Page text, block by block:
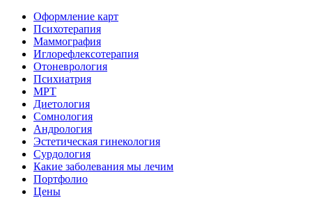
Оформление карт
Психотерапия
Маммография
Иглорефлексотерапия
Отоневрология
Психиатрия
МРТ
Диетология
Сомнология
Андрология
Эстетическая гинекология
Сурдология
Какие заболевания мы лечим
Портфолио
Цены